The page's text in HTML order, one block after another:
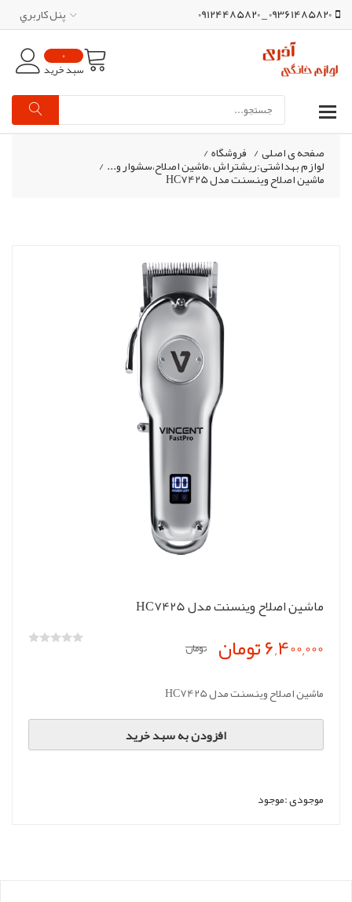
09361485820 _ 09124485820 پنل کاربري
0
سبد خرید
صفحه ی اصلی/ فروشگاه/
لوازم بهداشتی:ریشتراش ،ماشین اصلاح،سشوار و... /
ماشین اصلاح وینسنت مدل HC7425
ماشین اصلاح وینسنت مدل HC7425
6,400,000 تومان تومان
ماشین اصلاح وینسنت مدل HC7425
افزودن به سبد خرید
موجودی :موجود